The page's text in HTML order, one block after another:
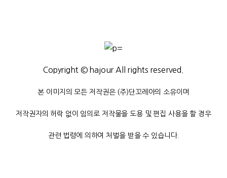
Copyright © hajour All rights reserved.
본 이미지의 모든 저작권은 (주)단꼬레아의 소유이며
저작권자의 허락 없이 임의로 저작물을 도용 및 편집 사용을 할 경우
관련 법령에 의하여 처벌을 받을 수 있습니다.